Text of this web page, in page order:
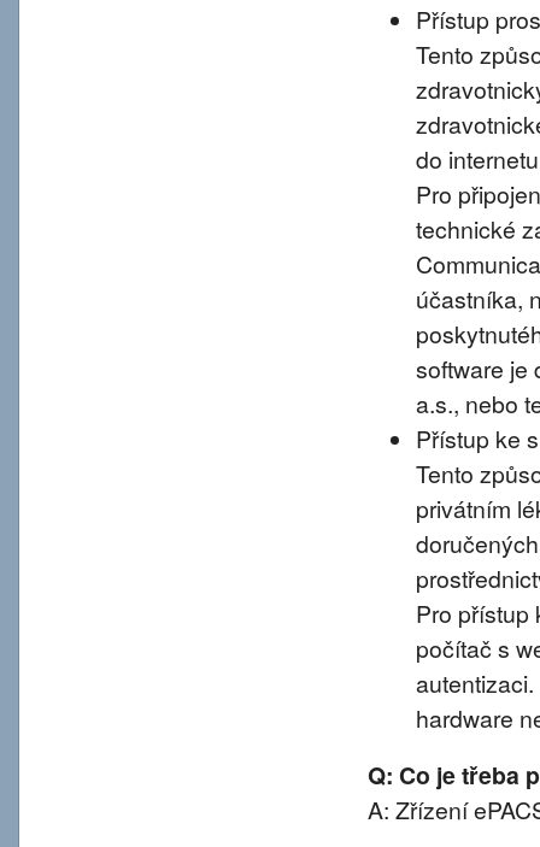
Přístup
Tento
do
Pro
technické
účastníka,
software je
a.s., nebo
Přístup ke
Tento
privátním
Pro přístup
počítač s
hardware
Q: Co je třeba
A: Zřízení